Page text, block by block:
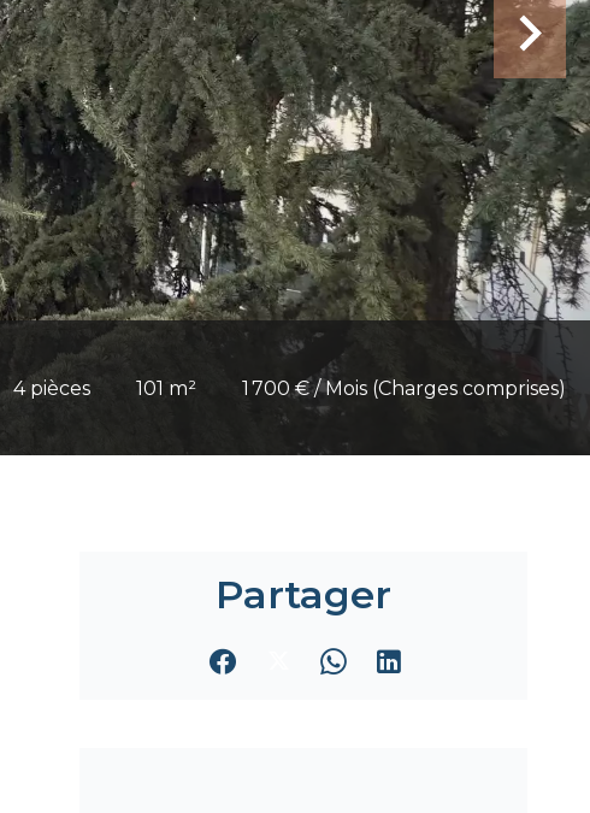
4 pièces 101 m² 1 700 € / Mois (Charges comprises)
Partager